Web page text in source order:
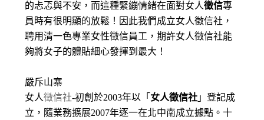
的忐忑與不安，而這種緊繃情緒在面對女人徵信專
員時有很明顯的放鬆！因此我們成立女人徵信社，
聘用清一色專業女性徵信員工，期許女人徵信社能
夠將女子的體貼細心發揮到最大 ！
嚴斥山寨
女人徵信社-初創於2003年以「 女人徵信社 」登記成
立，隨業務擴展2007年逐一在北中南成立據點。十